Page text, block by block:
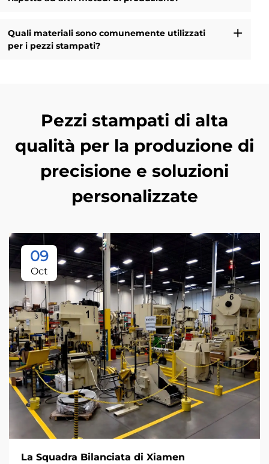
Quali materiali sono comunemente utilizzati
per i pezzi stampati?
Pezzi stampati di alta
qualità per la produzione di
precisione e soluzioni
personalizzate
09
Oct
La Squadra Bilanciata di Xiamen